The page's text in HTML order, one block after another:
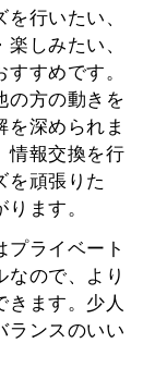
行いたい、
しみたい、
すめです。
の方の動きを
を深められま
情報交換を行
を頑張りた
ます。
プライベート
なので、より
きます。少人
ランスのいい